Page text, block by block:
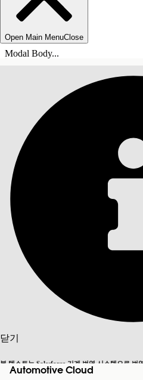
Open Main MenuClose
Modal Body...
닫기
본 텍스트는 Salesforce 기계 번역 시스템으로 번
세요.
영어로 전환 지금 안 함
Automotive Cloud
목차